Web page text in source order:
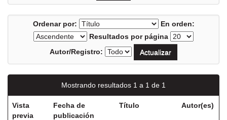
Ordenar por:
En orden:
Resultados por página
Autor/Registro:
Mostrando resultados 1 a 1 de 1
Vista
previa
Fecha de
publicación
Título Autor(es)